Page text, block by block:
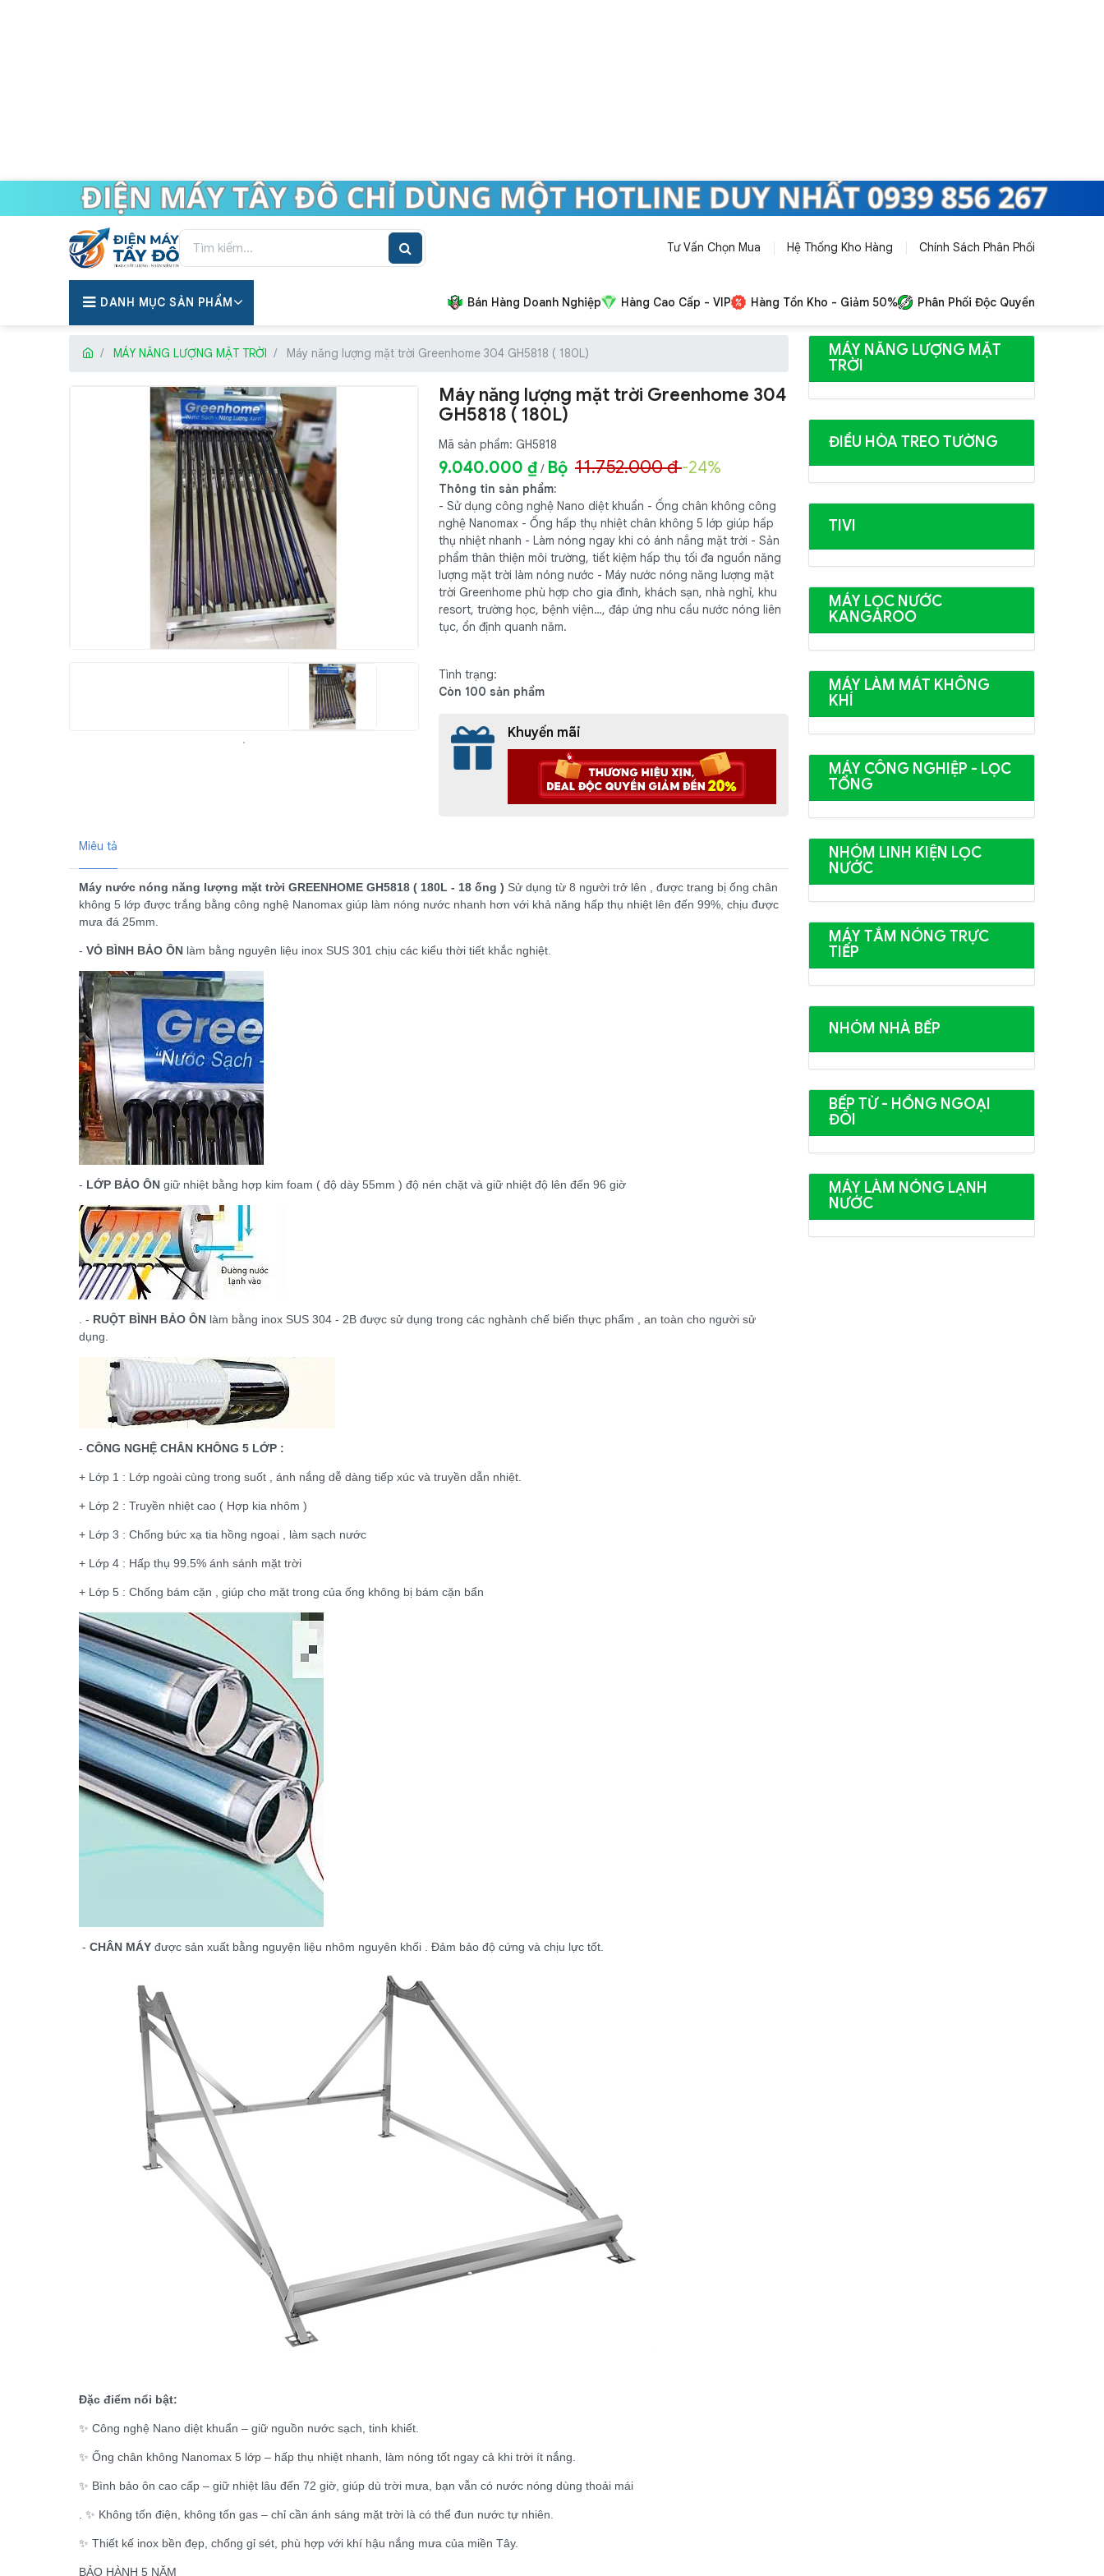
Tư Vấn Chọn Mua Hệ Thống Kho Hàng Chính Sách Phân Phối
DANH MỤC SẢN PHẨM Bán Hàng Doanh Nghiệp Hàng Cao Cấp - VIP Hàng Tồn Kho - Giảm 50% Phân Phối Độc Quyền
MÁY NĂNG LƯỢNG MẶT TRỜI Máy năng lượng mặt trời Greenhome 304 GH5818 ( 180L)
Máy năng lượng mặt trời Greenhome 304
GH5818 ( 180L)
Mã sản phẩm: GH5818
9.040.000 ₫ / Bộ 11.752.000 đ-24%
Thông tin sản phẩm:
- Sử dụng công nghệ Nano diệt khuẩn - Ống chân không công
nghệ Nanomax - Ống hấp thụ nhiệt chân không 5 lớp giúp hấp
thụ nhiệt nhanh - Làm nóng ngay khi có ánh nắng mặt trời - Sản
phẩm thân thiện môi trường, tiết kiệm hấp thụ tối đa nguồn năng
lượng mặt trời làm nóng nước - Máy nước nóng năng lượng mặt
trời Greenhome phù hợp cho gia đình, khách sạn, nhà nghỉ, khu
resort, trường học, bệnh viện…, đáp ứng nhu cầu nước nóng liên
tục, ổn định quanh năm.
Tình trạng:
Còn 100 sản phẩm
Khuyến mãi
Miêu tả
Máy nước nóng năng lượng mặt trời GREENHOME GH5818 ( 180L - 18 ống ) Sử dụng từ 8 người trở lên , được trang bị ống chân
không 5 lớp được trắng bằng công nghệ Nanomax giúp làm nóng nước nhanh hơn với khả năng hấp thụ nhiệt lên đến 99%, chịu được
mưa đá 25mm.
- VỎ BÌNH BẢO ÔN làm bằng nguyên liệu inox SUS 301 chịu các kiểu thời tiết khắc nghiệt.
- LỚP BẢO ÔN giữ nhiệt bằng hợp kim foam ( độ dày 55mm ) độ nén chặt và giữ nhiệt độ lên đến 96 giờ
. - RUỘT BÌNH BẢO ÔN làm bằng inox SUS 304 - 2B được sử dụng trong các nghành chế biến thực phẩm , an toàn cho người sử
dụng.
- CÔNG NGHỆ CHÂN KHÔNG 5 LỚP :
+ Lớp 1 : Lớp ngoài cùng trong suốt , ánh nắng dễ dàng tiếp xúc và truyền dẫn nhiệt.
+ Lớp 2 : Truyền nhiệt cao ( Hợp kia nhôm )
+ Lớp 3 : Chống bức xạ tia hồng ngoại , làm sạch nước
+ Lớp 4 : Hấp thụ 99.5% ánh sánh mặt trời
+ Lớp 5 : Chống bám cặn , giúp cho mặt trong của ống không bị bám cặn bẩn
- CHÂN MÁY được sản xuất bằng nguyện liệu nhôm nguyên khối . Đảm bảo độ cứng và chịu lực tốt.
Đặc điểm nổi bật:
✨ Công nghệ Nano diệt khuẩn – giữ nguồn nước sạch, tinh khiết.
✨ Ống chân không Nanomax 5 lớp – hấp thụ nhiệt nhanh, làm nóng tốt ngay cả khi trời ít nắng.
✨ Bình bảo ôn cao cấp – giữ nhiệt lâu đến 72 giờ, giúp dù trời mưa, bạn vẫn có nước nóng dùng thoải mái
. ✨ Không tốn điện, không tốn gas – chỉ cần ánh sáng mặt trời là có thể đun nước tự nhiên.
✨ Thiết kế inox bền đẹp, chống gỉ sét, phù hợp với khí hậu nắng mưa của miền Tây.
BẢO HÀNH 5 NĂM
MÁY NĂNG LƯỢNG MẶT
TRỜI
ĐIỀU HÒA TREO TƯỜNG
TIVI
MÁY LỌC NƯỚC
KANGAROO
MÁY LÀM MÁT KHÔNG
KHÍ
MÁY CÔNG NGHIỆP - LỌC
TỔNG
NHÓM LINH KIỆN LỌC
NƯỚC
MÁY TẮM NÓNG TRỰC
TIẾP
NHÓM NHÀ BẾP
BẾP TỪ - HỒNG NGOẠI
ĐÔI
MÁY LÀM NÓNG LẠNH
NƯỚC